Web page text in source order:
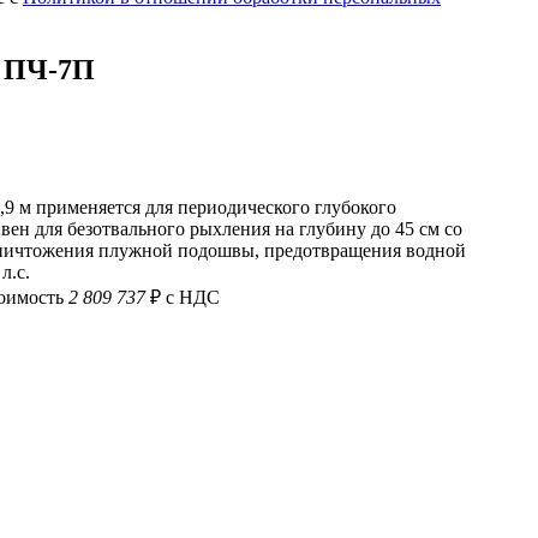
ПЧ-7П
применяется для периодического глубокого
для безотвального рыхления на глубину до 45 см со
плужной подошвы, предотвращения водной
2 809 737₽ с НДС